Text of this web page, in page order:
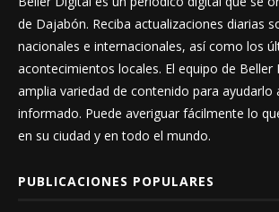
de Dajabón. Reciba actualizaciones diarias
nacionales e internacionales, así como los
acontecimientos locales. El equipo de Beller
amplia variedad de contenido para ayudarlo
informado. Puede averiguar fácilmente lo
en su ciudad y en todo el mundo.
PUBLICACIONES POPULARES